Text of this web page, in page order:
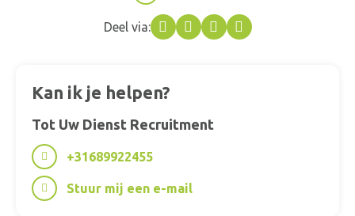
Deel via: Facebook
TwitterLinkedInWhatsApp
Kan ik je helpen?
Tot Uw Dienst Recruitment
+31689922455
Stuur mij een e-mail